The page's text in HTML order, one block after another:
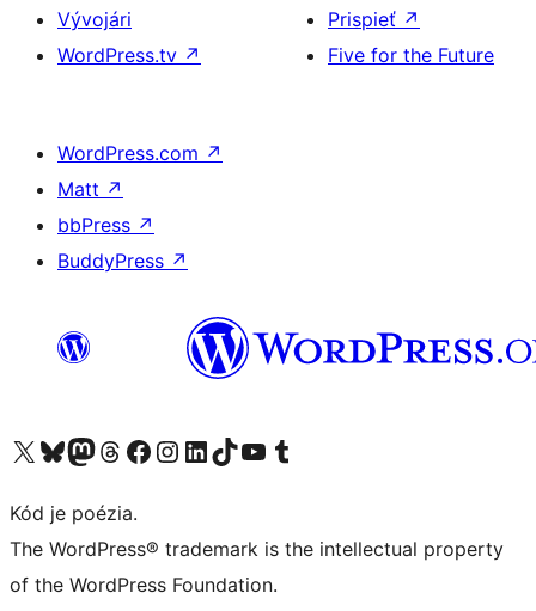
Vývojári
WordPress.tv ↗
Prispieť ↗
Five for the Future
WordPress.com ↗
Matt ↗
bbPress ↗
BuddyPress ↗
Navštívte náš účet na X (predtým Twitter)
Navštívte náš účet na platforme Bluesky
Navštívte náš účet na Mastodone
Navštívte náš účet na platforme Threads
Navštívte našu stránku na Facebooku
Navštívte náš účet Instagram
Navštívte náš účet LinkedIn
Navštívte náš účet na platforme TikTok
Navštívte náš kanál YouTube
Navštívte náš účet na platforme Tumblr
Kód je poézia.
The WordPress® trademark is the intellectual property
of the WordPress Foundation.